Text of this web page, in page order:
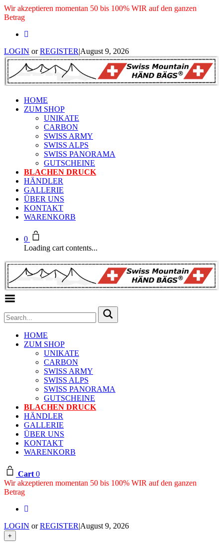
Wir akzeptieren momentan 50 bis 100% WIR auf den ganzen
Betrag
LOGIN orREGISTER|August 9, 2026
HOME
ZUM SHOP
UNIKATE
CARBON
SWISS ARMY
SWISS ALPS
SWISS PANORAMA
GUTSCHEINE
BLACHEN DRUCK
HÄNDLER
GALLERIE
ÜBER UNS
KONTAKT
WARENKORB
0
Loading cart contents...
HOME
ZUM SHOP
UNIKATE
CARBON
SWISS ARMY
SWISS ALPS
SWISS PANORAMA
GUTSCHEINE
BLACHEN DRUCK
HÄNDLER
GALLERIE
ÜBER UNS
KONTAKT
WARENKORB
Cart 0
Wir akzeptieren momentan 50 bis 100% WIR auf den ganzen
Betrag
LOGIN orREGISTER|August 9, 2026
+